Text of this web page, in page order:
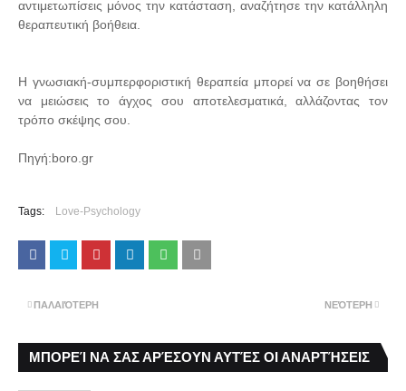
αντιμετωπίσεις μόνος την κατάσταση, αναζήτησε την κατάλληλη
θεραπευτική βοήθεια.
Η γνωσιακή-συμπερφοριστική θεραπεία μπορεί να σε βοηθήσει
να μειώσεις το άγχος σου αποτελεσματικά, αλλάζοντας τον
τρόπο σκέψης σου.
Πηγή:boro.gr
Tags: Love-Psychology
ΝΕΌΤΕΡΗ
ΠΑΛΑΙΌΤΕΡΗ
ΜΠΟΡΕΊ ΝΑ ΣΑΣ ΑΡΈΣΟΥΝ ΑΥΤΈΣ ΟΙ ΑΝΑΡΤΉΣΕΙΣ